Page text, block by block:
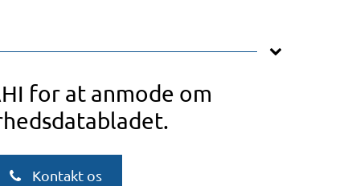
for at anmode om
Kontakt os